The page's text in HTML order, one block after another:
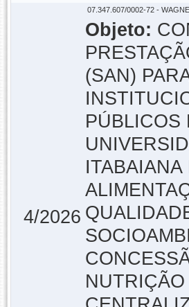
4/2026
07.347.607/0002-72 -
Objeto:
(SAN)
PÚBLICOS